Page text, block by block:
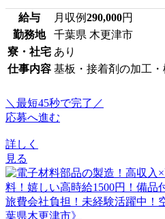
給与 月収例290,000円
勤務地
千葉県 木更津市
寮・社宅 あり
仕事内容 基板・接着剤の加工
＼最短45秒で完了／
応募へ進む
詳しく
見る